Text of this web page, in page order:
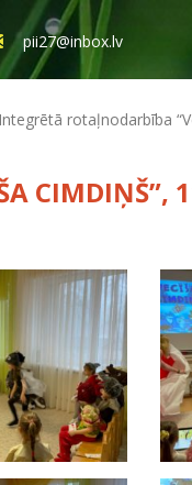
pii27@inbox.lv
Integrētā rotaļnodarbība
CIMDIŅŠ”,